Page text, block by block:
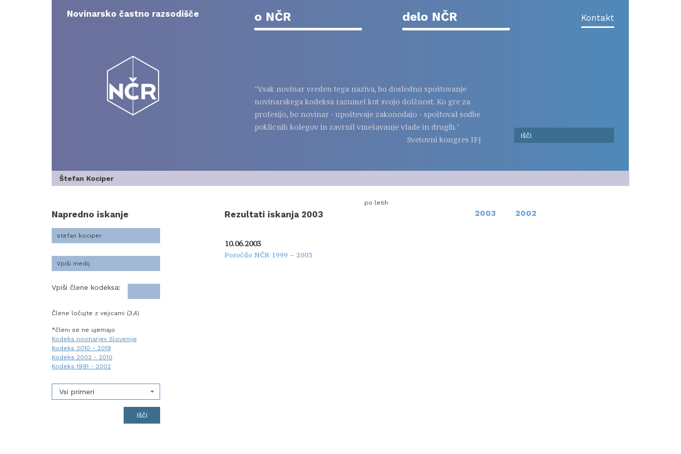
contentNovinarsko častno razsodišče o NČR delo NČR Kontakt
"Vsak novinar vreden tega naziva, bo dosledno spoštovanje
novinarskega kodeksa razumel kot svojo dolžnost. Ko gre za
profesijo, bo novinar - upoštevaje zakonodajo - spoštoval sodbe
poklicnih kolegov in zavrnil vmešavanje vlade in drugih."
Svetovni kongres IFJ
Štefan Kociper
Napredno iskanje
Vpiši člene kodeksa:
Člene ločujte z vejicami (3,4)
*členi se ne ujemajo
Kodeks novinarjev Slovenije
Kodeks 2010 - 2019
Kodeks 2002 - 2010
Kodeks 1991 - 2002
Vsi primeri
Rezultati iskanja 2003
po letih
2003 2002
10.06.2003
Poročilo NČR 1999 – 2003